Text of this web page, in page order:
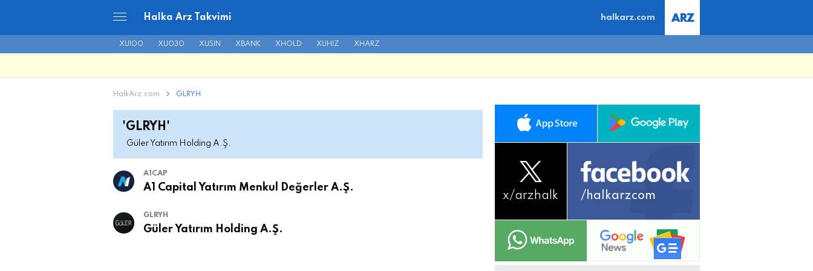
Halka Arz Takvimi halkarz.com
XU100 XU030 XUSIN XBANK XHOLD XUHIZ XHARZ
HalkArz.com GLRYH
'GLRYH'
Güler Yatırım Holding A.Ş.
A1CAP
A1 Capital Yatırım Menkul Değerler A.Ş.
GLRYH
Güler Yatırım Holding A.Ş.
x/arzhalk /halkarzcom